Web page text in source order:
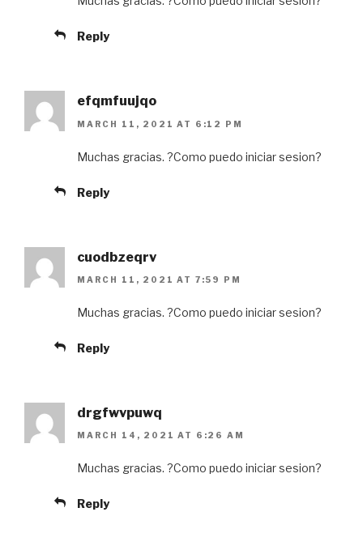
Reply
efqmfuujqo
MARCH 11, 2021 AT 6:12 PM
Muchas gracias. ?Como puedo iniciar sesion?
Reply
cuodbzeqrv
MARCH 11, 2021 AT 7:59 PM
Muchas gracias. ?Como puedo iniciar sesion?
Reply
drgfwvpuwq
MARCH 14, 2021 AT 6:26 AM
Muchas gracias. ?Como puedo iniciar sesion?
Reply